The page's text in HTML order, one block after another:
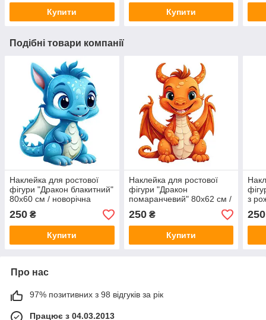
Купити Купити
Подібні товари компанії
Наклейка для ростової
фігури "Дракон блакитний"
80х60 см / новорічна
наклейка (без обрізу по
контуру)
250 ₴
Купити
Наклейка для ростової
фігури "Дракон
помаранчевий" 80х62 см /
новорічна наклейка (без
обрізу по контуру)
250₴
Купити
з
250
Про нас
97% позитивних з 98 відгуків за рік
Працює з 04.03.2013